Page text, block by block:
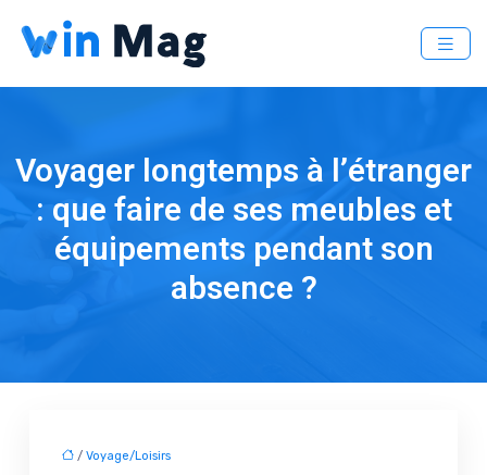
Voyager longtemps à l’étranger
: que faire de ses meubles et
équipements pendant son
absence ?
/ Voyage/Loisirs